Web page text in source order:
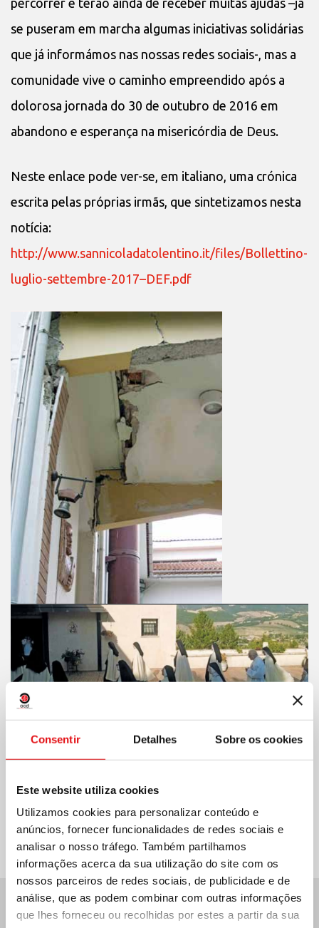
Consentir Detalhes Sobre os cookies
Este website utiliza cookies
Utilizamos cookies para personalizar conteúdo e
anúncios, fornecer funcionalidades de redes sociais e
analisar o nosso tráfego. Também partilhamos
informações acerca da sua utilização do site com os
nossos parceiros de redes sociais, de publicidade e de
análise, que as podem combinar com outras informações
que lhes forneceu ou recolhidas por estes a partir da sua
percorrer e terão ainda de receber muitas ajudas –já
se puseram em marcha algumas iniciativas solidárias
que já informámos nas nossas redes sociais-, mas a
comunidade vive o caminho empreendido após a
dolorosa jornada do 30 de outubro de 2016 em
abandono e esperança na misericórdia de Deus.
Neste enlace pode ver-se, em italiano, uma crónica
escrita pelas próprias irmãs, que sintetizamos nesta
notícia:
http://www.sannicoladatolentino.it/files/Bollettino-
luglio-settembre-2017–DEF.pdf
Compartilhar no: